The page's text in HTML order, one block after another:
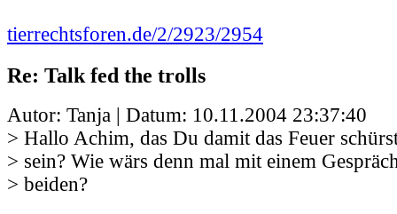
tierrechtsforen.de/2/2923/2954
Re: Talk fed the trolls
Autor: Tanja | Datum: 10.11.2004 23:37:40
> Hallo Achim, das Du damit das Feuer
> sein? Wie wärs denn mal mit einem
> beiden?